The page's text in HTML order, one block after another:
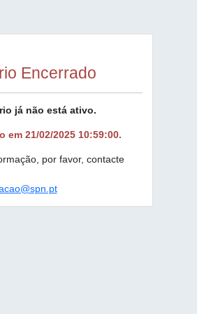
Encerrado
já não está ativo.
em 21/02/2025 10:59:00.
por favor, contacte